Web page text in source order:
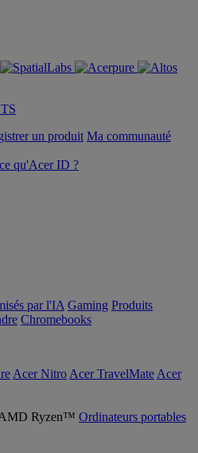
un produit Ma communauté
qu'Acer ID ?
par l'IA Gaming Produits
Chromebooks
Acer Nitro Acer TravelMate Acer
Ordinateurs portables